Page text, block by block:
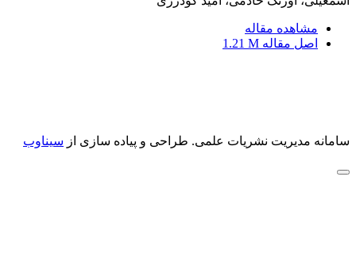
مشاهده مقاله
اصل مقاله 1.21 M
سامانه مدیریت نشریات علمی. طراحی و پیاده سازی از سیناوب